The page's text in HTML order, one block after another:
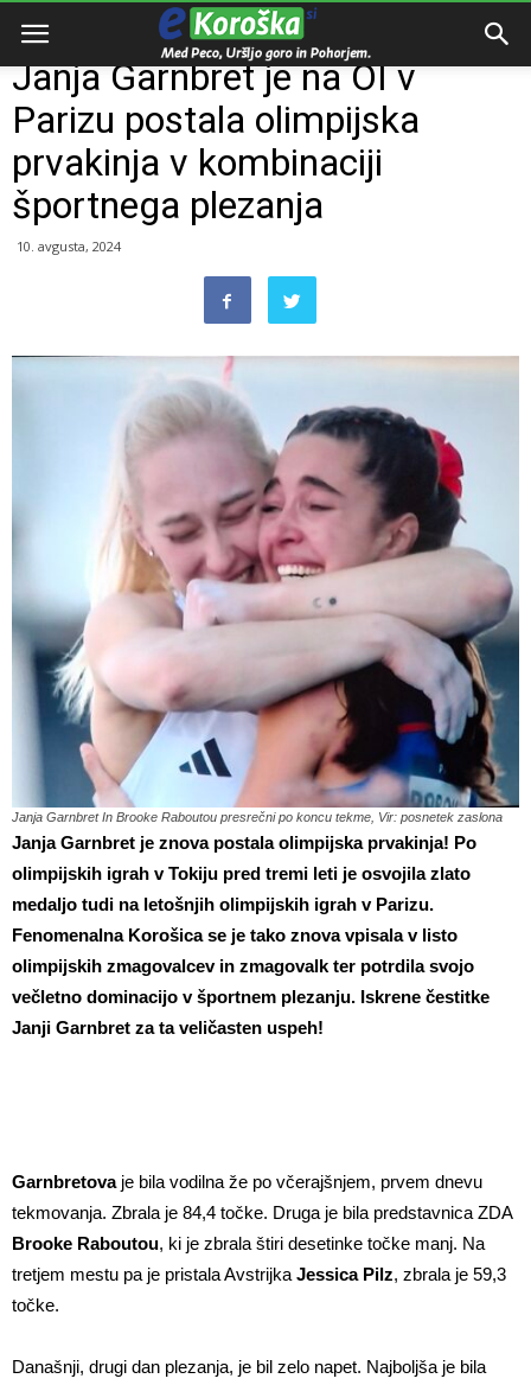
Domov
Janja Garnbret je na OI v
Parizu postala olimpijska
prvakinja v kombinaciji
športnega plezanja
10. avgusta, 2024
Janja Garnbret In Brooke Raboutou presrečni po koncu tekme, Vir: posnetek zaslona
Janja Garnbret je znova postala olimpijska prvakinja! Po
olimpijskih igrah v Tokiju pred tremi leti je osvojila zlato
medaljo tudi na letošnjih olimpijskih igrah v Parizu.
Fenomenalna Korošica se je tako znova vpisala v listo
olimpijskih zmagovalcev in zmagovalk ter potrdila svojo
večletno dominacijo v športnem plezanju. Iskrene čestitke
Janji Garnbret za ta veličasten uspeh!
Garnbretovaje bila vodilna že po včerajšnjem, prvem dnevu
tekmovanja. Zbrala je 84,4 točke. Druga je bila predstavnica ZDA
Brooke Raboutou, ki je zbrala štiri desetinke točke manj. Na
tretjem mestu pa je pristala Avstrijka Jessica Pilz, zbrala je 59,3
točke.
Današnji, drugi dan plezanja, je bil zelo napet. Najboljša je bila